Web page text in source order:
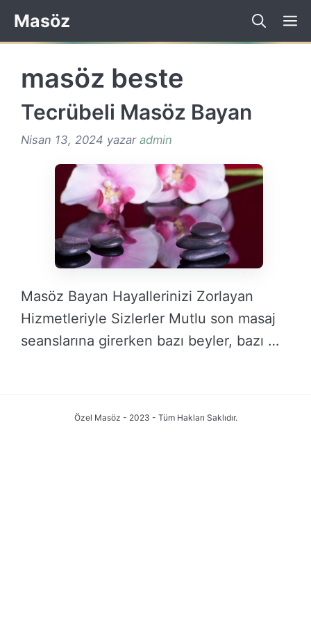
İçeriğe
atla
Masöz
masöz beste
Tecrübeli Masöz Bayan
Nisan 13, 2024 yazar admin
Masöz Bayan Hayallerinizi Zorlayan
Hizmetleriyle Sizlerler Mutlu son masaj
seanslarına girerken bazı beyler, bazı …
Özel Masöz - 2023 - Tüm Hakları Saklıdır.